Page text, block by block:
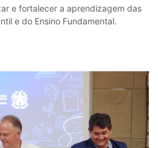
e fortalecer a aprendizagem das
e do Ensino Fundamental.